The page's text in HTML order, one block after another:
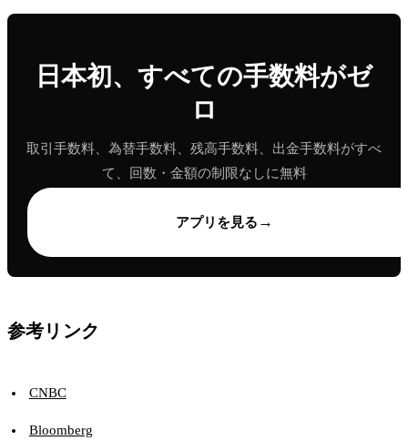
日本初、すべての手数料がゼ
ロ
取引手数料、為替手数料、残高手数料、出金手数料がすべ
て、回数・金額の制限なしに無料
アプリを見る →
参考リンク
CNBC
Bloomberg